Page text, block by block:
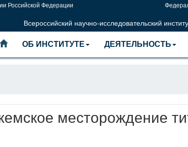
Российской Федерации
Всероссийский научно-исследовательский
ОБ ИНСТИТУТЕ ДЕЯТЕЛЬНОСТЬ
месторождение